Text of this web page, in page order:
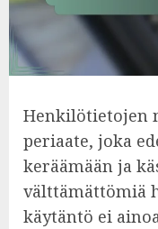
Henkilötietojen
periaate, joka
keräämään ja
välttämättömiä
käytäntö ei